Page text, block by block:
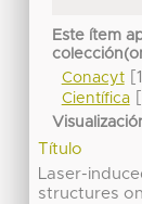
Este ítem
Conacyt
Científica
Título
Laser-
structures